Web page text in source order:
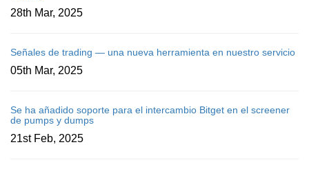
28th Mar, 2025
Señales de trading — una nueva herramienta en nuestro servicio
05th Mar, 2025
Se ha añadido soporte para el intercambio Bitget en el screener
de pumps y dumps
21st Feb, 2025